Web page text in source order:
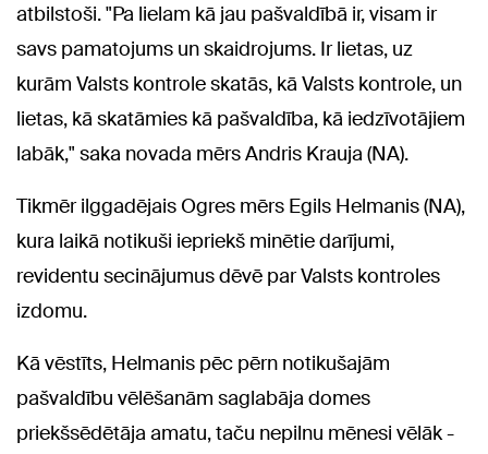
atbilstoši. "Pa lielam kā jau pašvaldībā ir, visam ir
savs pamatojums un skaidrojums. Ir lietas, uz
kurām Valsts kontrole skatās, kā Valsts kontrole, un
lietas, kā skatāmies kā pašvaldība, kā iedzīvotājiem
labāk," saka novada mērs Andris Krauja (NA).
Tikmēr ilggadējais Ogres mērs Egils Helmanis (NA),
kura laikā notikuši iepriekš minētie darījumi,
revidentu secinājumus dēvē par Valsts kontroles
izdomu.
Kā vēstīts, Helmanis pēc pērn notikušajām
pašvaldību vēlēšanām saglabāja domes
priekšsēdētāja amatu, taču nepilnu mēnesi vēlāk -